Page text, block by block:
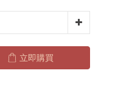
立即購買